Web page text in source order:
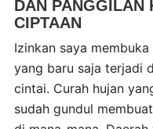
DAN PANGGILAN
CIPTAAN
Izinkan saya
yang baru saja terjadi
cintai. Curah hujan
sudah gundul